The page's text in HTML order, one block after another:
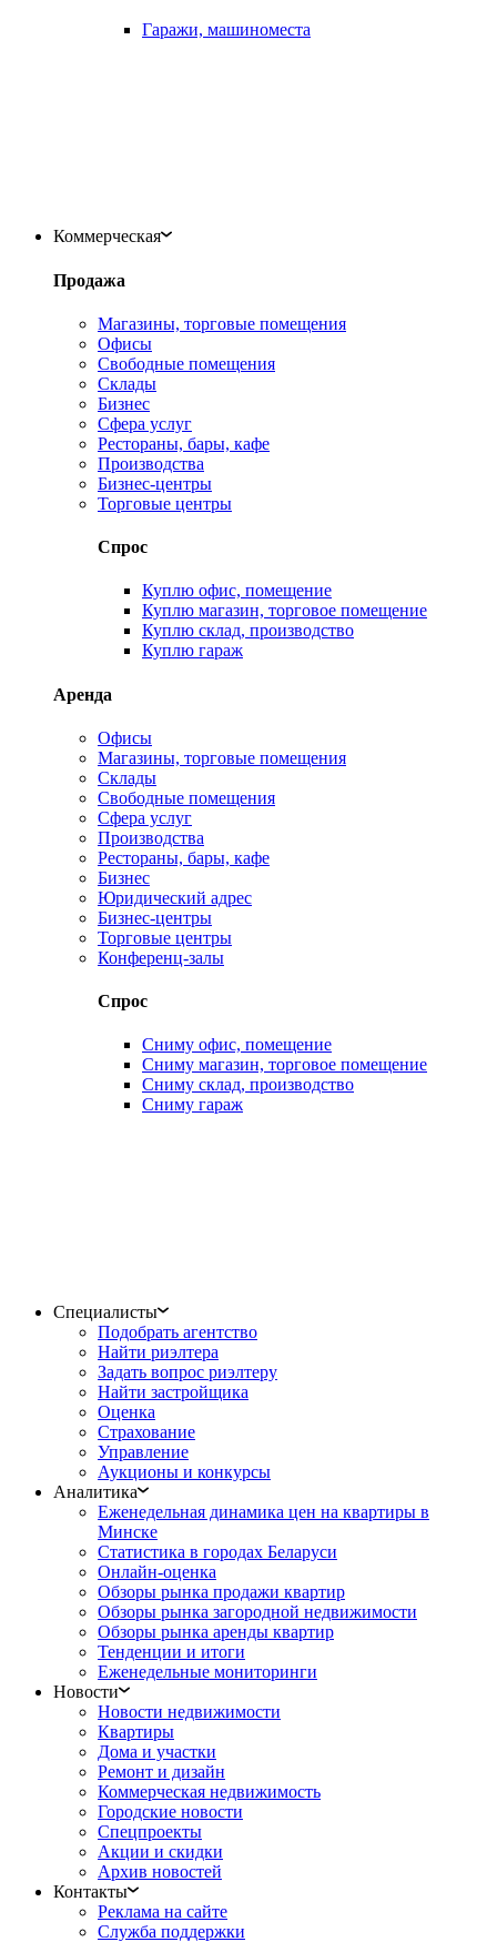
Гаражи, машиноместа
Коммерческая
Продажа
Магазины, торговые помещения
Офисы
Свободные помещения
Склады
Бизнес
Сфера услуг
Рестораны, бары, кафе
Производства
Бизнес-центры
Торговые центры
Спрос
Куплю офис, помещение
Куплю магазин, торговое помещение
Куплю склад, производство
Куплю гараж
Аренда
Офисы
Магазины, торговые помещения
Склады
Свободные помещения
Сфера услуг
Производства
Рестораны, бары, кафе
Бизнес
Юридический адрес
Бизнес-центры
Торговые центры
Конференц-залы
Спрос
Сниму офис, помещение
Сниму магазин, торговое помещение
Сниму склад, производство
Сниму гараж
Специалисты
Подобрать агентство
Найти риэлтера
Задать вопрос риэлтеру
Найти застройщика
Оценка
Страхование
Управление
Аукционы и конкурсы
Аналитика
Еженедельная динамика цен на квартиры в
Минске
Статистика в городах Беларуси
Онлайн-оценка
Обзоры рынка продажи квартир
Обзоры рынка загородной недвижимости
Обзоры рынка аренды квартир
Тенденции и итоги
Еженедельные мониторинги
Новости
Новости недвижимости
Квартиры
Дома и участки
Ремонт и дизайн
Коммерческая недвижимость
Городские новости
Спецпроекты
Акции и скидки
Архив новостей
Контакты
Реклама на сайте
Служба поддержки